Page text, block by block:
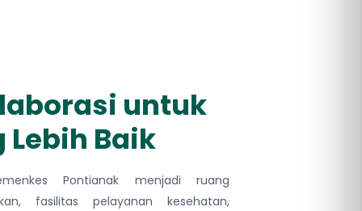
untuk
Baik
Pontianak menjadi ruang
fasilitas pelayanan kesehatan,